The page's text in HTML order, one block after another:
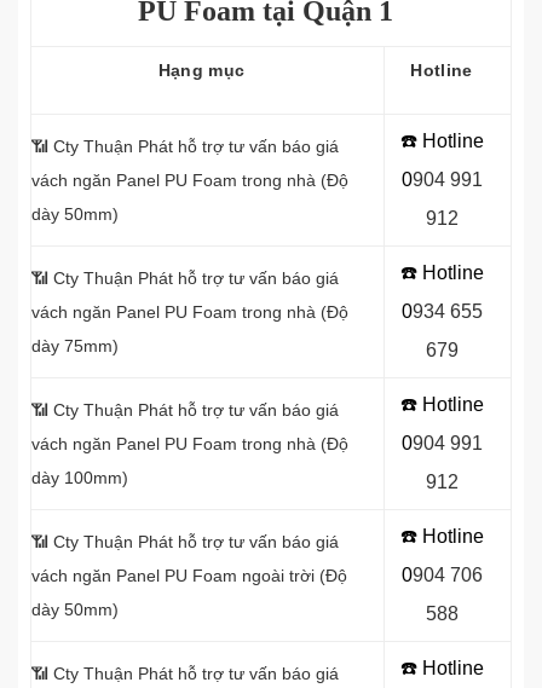
PU Foam tại Quận 1
Hạng mục Hotline
📶 Cty Thuận Phát hỗ trợ tư vấn báo giá
vách ngăn Panel PU Foam trong nhà (Độ
dày 50mm)
☎️ Hotline
0904 991
912
📶 Cty Thuận Phát hỗ trợ tư vấn báo giá
vách ngăn Panel PU Foam trong nhà (Độ
dày 75mm)
☎️ Hotline
0934 655
679
📶 Cty Thuận Phát hỗ trợ tư vấn báo giá
vách ngăn Panel PU Foam trong nhà (Độ
dày 100mm)
☎️ Hotline
0904 991
912
📶 Cty Thuận Phát hỗ trợ tư vấn báo giá
vách ngăn Panel PU Foam ngoài trời (Độ
dày 50mm)
☎️ Hotline
0904 706
588
📶 Cty Thuận Phát hỗ trợ tư vấn báo giá
☎️ Hotline